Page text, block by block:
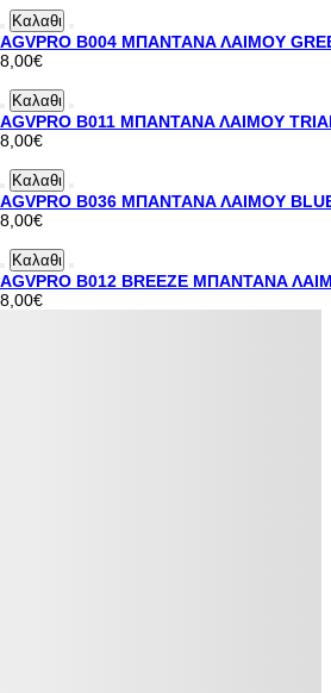
Καλαθι
AGVPRO B004 ΜΠΑΝΤΑΝΑ ΛΑΙΜΟΥ
8,00€
Καλαθι
AGVPRO B011 ΜΠΑΝΤΑΝΑ ΛΑΙΜΟΥ
8,00€
Καλαθι
AGVPRO B036 ΜΠΑΝΤΑΝΑ ΛΑΙΜΟΥ
8,00€
Καλαθι
AGVPRO B012 BREEZE ΜΠΑΝΤΑΝΑ
8,00€